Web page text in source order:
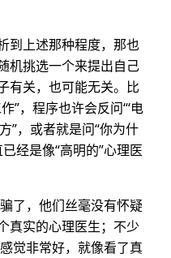
到上述那种程度，那也
机挑选一个来提出自己
有关，也可能无关。比
”，程序也许会反问“‘电
”，或者就是问“你为什
经是像“高明的”心理医
了，他们丝毫没有怀疑
真实的心理医生；不少
觉非常好，就像看了真